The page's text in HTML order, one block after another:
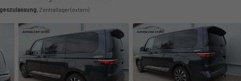
, Zentrallager (extern)